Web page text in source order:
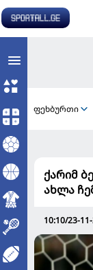
ფეხბურთი
ქარიმ
ახლა
10:10/23-